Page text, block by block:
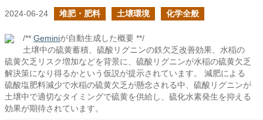
2024-06-24 堆肥・肥料 土壌環境 化学全般
/** Geminiが自動生成した概要 **/
土壌中の硫黄蓄積、硫酸リグニンの鉄欠乏改善効果、水稲の
硫黄欠乏リスク増加などを背景に、硫酸リグニンが水稲の硫黄欠乏
解決策になり得るかという仮説が提示されています。 減肥による
硫酸塩肥料減少で水稲の硫黄欠乏が懸念される中、硫酸リグニンが
土壌中で適切なタイミングで硫黄を供給し、硫化水素発生を抑える
効果が期待されています。